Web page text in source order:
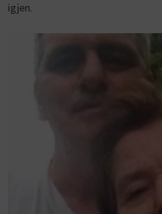
igjen.